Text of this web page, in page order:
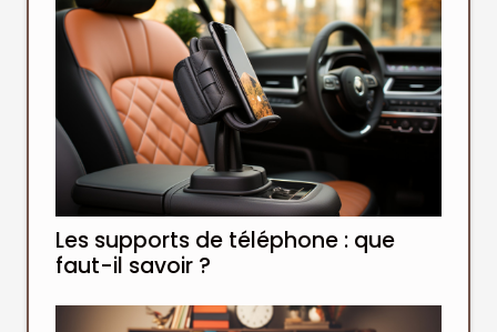
Les supports de téléphone : que
faut-il savoir ?